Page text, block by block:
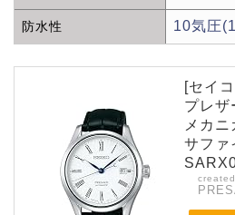
防水性 10気圧
[セイ
プレザ
メカ
サファ